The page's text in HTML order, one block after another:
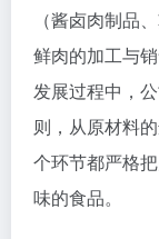
（酱卤肉制品
鲜肉的加工与
发展过程中，
则，从原材料
个环节都严格
味的食品。